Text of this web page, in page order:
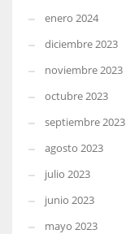
enero 2024
diciembre 2023
noviembre 2023
octubre 2023
septiembre 2023
agosto 2023
julio 2023
junio 2023
mayo 2023